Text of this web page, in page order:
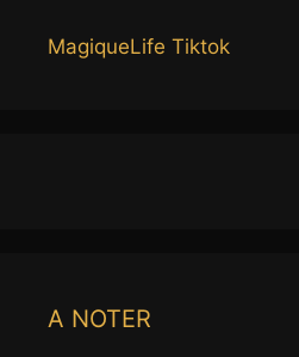
MagiqueLife Tiktok
A NOTER